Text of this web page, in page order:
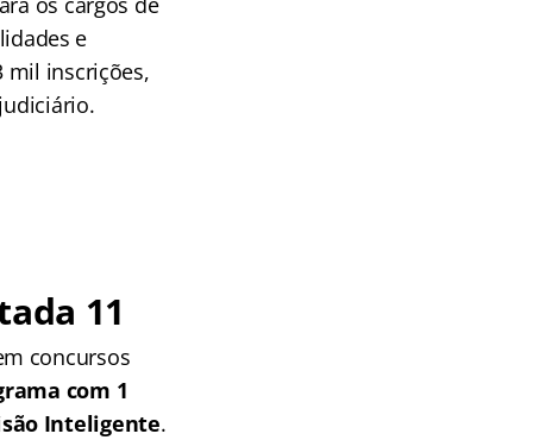
e
mil inscrições,
11
concursos
com 1
Inteligente.